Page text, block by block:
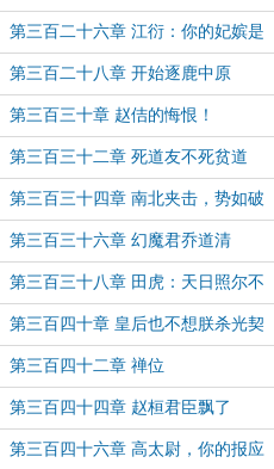
第三百二十六章 江衍：你的妃嫔是
我睡的
第三百二十八章 开始逐鹿中原
第三百三十章 赵佶的悔恨！
第三百三十二章 死道友不死贫道
第三百三十四章 南北夹击，势如破
竹
第三百三十六章 幻魔君乔道清
第三百三十八章 田虎：天日照尔不
照我
第三百四十章 皇后也不想朕杀光契
丹皇族罢
第三百四十二章 禅位
第三百四十四章 赵桓君臣飘了
第三百四十六章 高太尉，你的报应